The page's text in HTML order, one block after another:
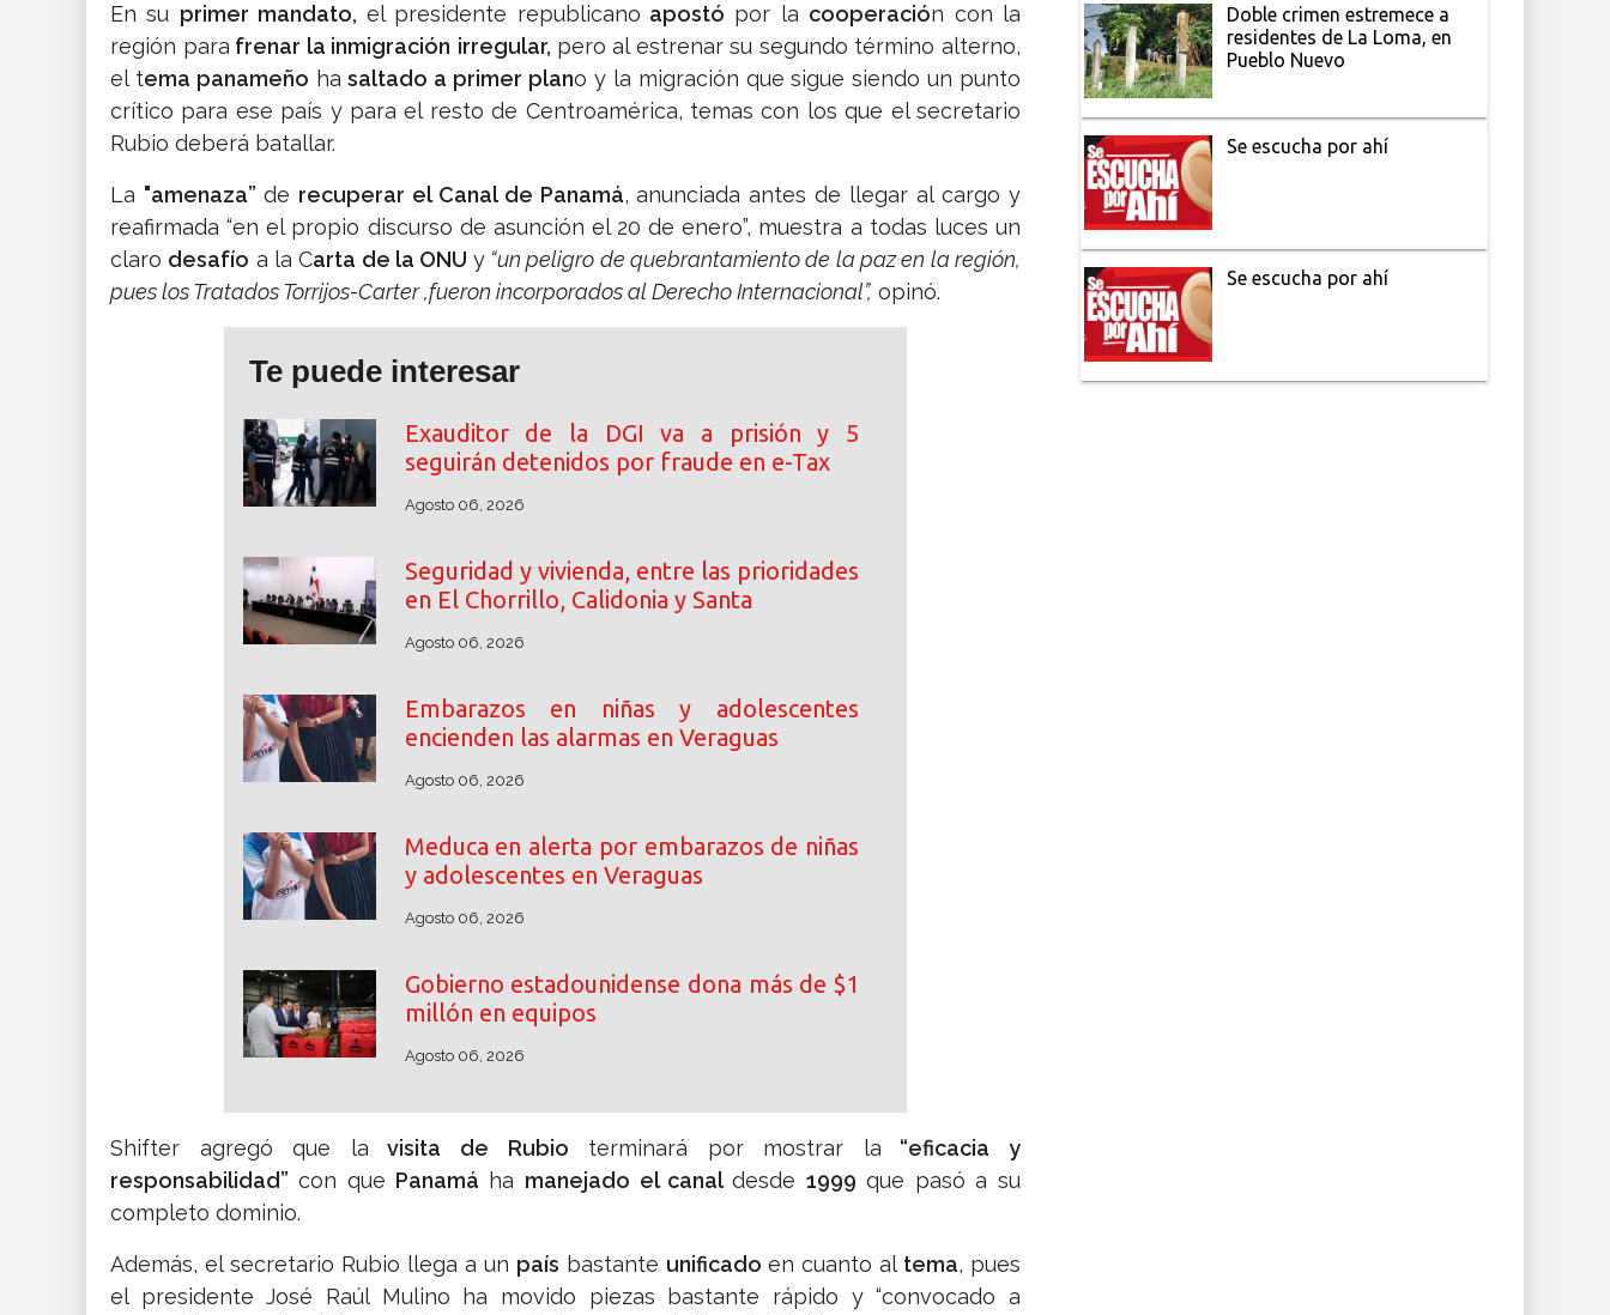
En su primer mandato, el presidente republicano apostó por la cooperación con la
región para frenar la inmigración irregular, pero al estrenar su segundo término alterno,
el tema panameño hasaltado a primer plano y la migración que sigue siendo un punto
crítico para ese país y para el resto de Centroamérica, temas con los que el secretario
Rubio deberá batallar.
La "amenaza” de recuperar el Canal de Panamá, anunciada antes de llegar al cargo y
reafirmada “en el propio discurso de asunción el 20 de enero”, muestra a todas luces un
claro desafío a la Carta de la ONU y“un peligro de quebrantamiento de la paz en la región,
pues los Tratados Torrijos-Carter ,fueron incorporados al Derecho Internacional”, opinó.
Te puede interesar
Exauditor de la DGI va a prisión y 5
seguirán detenidos por fraude en e-Tax
Agosto 06, 2026
Seguridad y vivienda, entre las prioridades
en El Chorrillo, Calidonia y Santa
Agosto 06, 2026
Embarazos en niñas y adolescentes
encienden las alarmas en Veraguas
Agosto 06, 2026
Meduca en alerta por embarazos de niñas
y adolescentes en Veraguas
Agosto 06, 2026
Gobierno estadounidense dona más de $1
millón en equipos
Agosto 06, 2026
Shifter agregó que la visita de Rubio terminará por mostrar la “eficacia y
responsabilidad” con que Panamá ha manejado el canaldesde 1999 que pasó a su
completo dominio.
Además, el secretario Rubio llega a un país bastante unificado en cuanto al tema, pues
el presidente José Raúl Mulino ha movido piezas bastante rápido y “convocado a
Doble crimen estremece a
residentes de La Loma, en
Pueblo Nuevo
Se escucha por ahí
Se escucha por ahí